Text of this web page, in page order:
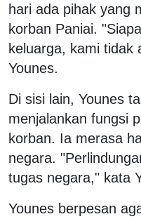
hari ada pihak yang
korban Paniai.
keluarga, kami tidak
Younes.
Di sisi lain, Younes
menjalankan fungsi
korban. Ia merasa
negara.
tugas negara," kata
Younes berpesan